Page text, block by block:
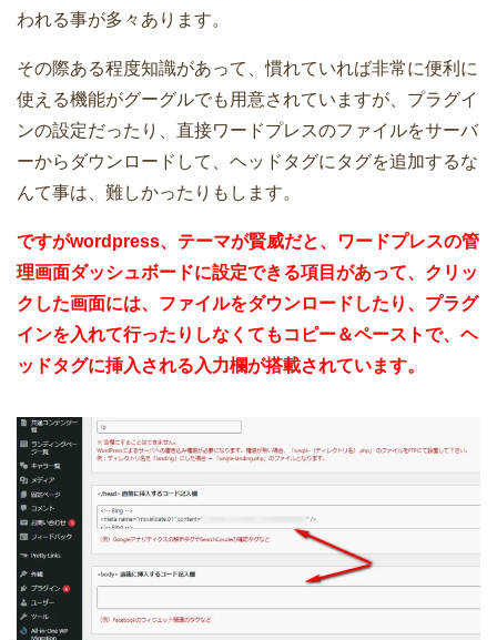
われる事が多々あります。
その際ある程度知識があって、慣れていれば非常に便利に
使える機能がグーグルでも用意されていますが、プラグイ
ンの設定だったり、直接ワードプレスのファイルをサーバ
ーからダウンロードして、ヘッドタグにタグを追加するな
んて事は、難しかったりもします。
ですがwordpress、テーマが賢威だと、ワードプレスの管
理画面ダッシュボードに設定できる項目があって、クリッ
クした画面には、ファイルをダウンロードしたり、プラグ
インを入れて行ったりしなくてもコピー＆ペーストで、ヘ
ッドタグに挿入される入力欄が搭載されています。